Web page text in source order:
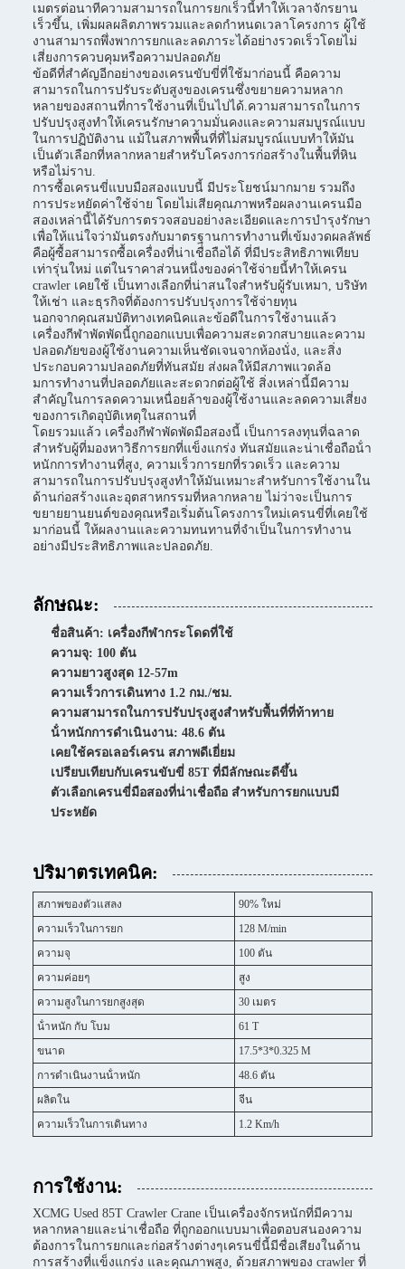
เมตรต่อนาทีความสามารถในการยกเร็วนี้ทําให้เวลาจักรยาน
เร็วขึ้น, เพิ่มผลผลิตภาพรวมและลดกําหนดเวลาโครงการ ผู้ใช้
งานสามารถพึ่งพาการยกและลดภาระได้อย่างรวดเร็วโดยไม่
เสี่ยงการควบคุมหรือความปลอดภัย
ข้อดีที่สําคัญอีกอย่างของเครนขับขี่ที่ใช้มาก่อนนี้ คือความ
สามารถในการปรับระดับสูงของเครนซึ่งขยายความหลาก
หลายของสถานที่การใช้งานที่เป็นไปได้.ความสามารถในการ
ปรับปรุงสูงทําให้เครนรักษาความมั่นคงและความสมบูรณ์แบบ
ในการปฏิบัติงาน แม้ในสภาพพื้นที่ที่ไม่สมบูรณ์แบบทําให้มัน
เป็นตัวเลือกที่หลากหลายสําหรับโครงการก่อสร้างในพื้นที่หิน
หรือไม่ราบ.
การซื้อเครนขี่แบบมือสองแบบนี้ มีประโยชน์มากมาย รวมถึง
การประหยัดค่าใช้จ่าย โดยไม่เสียคุณภาพหรือผลงานเครนมือ
สองเหล่านี้ได้รับการตรวจสอบอย่างละเอียดและการบํารุงรักษา
เพื่อให้แน่ใจว่ามันตรงกับมาตรฐานการทํางานที่เข้มงวดผลลัพธ์
คือผู้ซื้อสามารถซื้อเครื่องที่น่าเชื่อถือได้ ที่มีประสิทธิภาพเทียบ
เท่ารุ่นใหม่ แต่ในราคาส่วนหนึ่งของค่าใช้จ่ายนี้ทําให้เครน
crawler เคยใช้ เป็นทางเลือกที่น่าสนใจสําหรับผู้รับเหมา, บริษัท
ให้เช่า และธุรกิจที่ต้องการปรับปรุงการใช้จ่ายทุน
นอกจากคุณสมบัติทางเทคนิคและข้อดีในการใช้งานแล้ว
เครื่องกีฬาพัดพัดนี้ถูกออกแบบเพื่อความสะดวกสบายและความ
ปลอดภัยของผู้ใช้งานความเห็นชัดเจนจากห้องนั่ง, และสิ่ง
ประกอบความปลอดภัยที่ทันสมัย ส่งผลให้มีสภาพแวดล้อ
มการทํางานที่ปลอดภัยและสะดวกต่อผู้ใช้ สิ่งเหล่านี้มีความ
สําคัญในการลดความเหนื่อยล้าของผู้ใช้งานและลดความเสี่ยง
ของการเกิดอุบัติเหตุในสถานที่
โดยรวมแล้ว เครื่องกีฬาพัดพัดมือสองนี้ เป็นการลงทุนที่ฉลาด
สําหรับผู้ที่มองหาวิธีการยกที่แข็งแกร่ง ทันสมัยและน่าเชื่อถือน้ํา
หนักการทํางานที่สูง, ความเร็วการยกที่รวดเร็ว และความ
สามารถในการปรับปรุงสูงทําให้มันเหมาะสําหรับการใช้งานใน
ด้านก่อสร้างและอุตสาหกรรมที่หลากหลาย ไม่ว่าจะเป็นการ
ขยายยานยนต์ของคุณหรือเริ่มต้นโครงการใหม่เครนขี่ที่เคยใช้
มาก่อนนี้ ให้ผลงานและความทนทานที่จําเป็นในการทํางาน
อย่างมีประสิทธิภาพและปลอดภัย.
ลักษณะ:
ชื่อสินค้า: เครื่องกีฬากระโดดที่ใช้
ความจุ: 100 ตัน
ความยาวสูงสุด 12-57m
ความเร็วการเดินทาง 1.2 กม./ชม.
ความสามารถในการปรับปรุงสูงสําหรับพื้นที่ที่ท้าทาย
น้ําหนักการดําเนินงาน: 48.6 ตัน
เคยใช้ครอเลอร์เครน สภาพดีเยี่ยม
เปรียบเทียบกับเครนขับขี่ 85T ที่มีลักษณะดีขึ้น
ตัวเลือกเครนขี่มือสองที่น่าเชื่อถือ สําหรับการยกแบบมี
ประหยัด
ปริมาตรเทคนิค:
สภาพของตัวแสลง
90% ใหม่
ความเร็วในการยก
128 M/min
ความจุ
100 ตัน
ความค่อยๆ
สูง
ความสูงในการยกสูงสุด
30 เมตร
น้ําหนัก กับ โบม
61 T
ขนาด
17.5*3*0.325 M
การดําเนินงานน้ําหนัก
48.6 ตัน
ผลิตใน
จีน
ความเร็วในการเดินทาง
1.2 Km/h
การใช้งาน:
XCMG Used 85T Crawler Crane เป็นเครื่องจักรหนักที่มีความ
หลากหลายและน่าเชื่อถือ ที่ถูกออกแบบมาเพื่อตอบสนองความ
ต้องการในการยกและก่อสร้างต่างๆเครนขี่นี้มีชื่อเสียงในด้าน
การสร้างที่แข็งแกร่ง และคุณภาพสูง, ด้วยสภาพของ crawler ที่